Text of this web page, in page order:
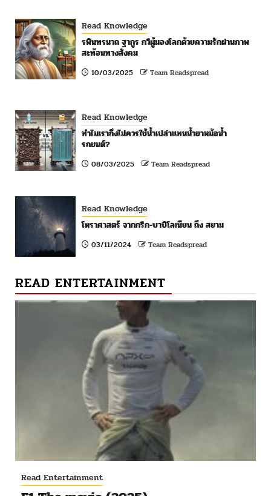
Read Knowledge
รพินทรนาถ ฐากูร กวีผู้มองโลกด้วยความรักผ่านภาพ
สะท้อนทางสังคม
10/03/2025 Team Readspread
Read Knowledge
ทำไมเราถึงไม่ควรใช้น้ำเปล่าแทนน้ำยาหม้อน้ำ
รถยนต์?
08/03/2025 Team Readspread
Read Knowledge
โหราศาสตร์ จากกรีก-บาบิโลเนียน ถึง สยาม
03/11/2024 Team Readspread
READ ENTERTAINMENT
Read Entertainment